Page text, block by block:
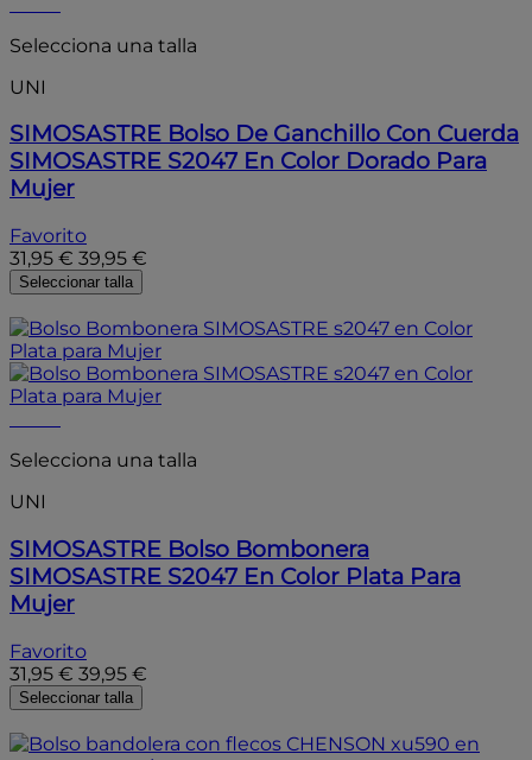
Selecciona una talla
UNI
SIMOSASTRE Bolso De Ganchillo Con Cuerda
SIMOSASTRE S2047 En Color Dorado Para
Mujer
Favorito
31,95 € 39,95 €
Seleccionar talla
Selecciona una talla
UNI
SIMOSASTRE Bolso Bombonera
SIMOSASTRE S2047 En Color Plata Para
Mujer
Favorito
31,95 € 39,95 €
Seleccionar talla